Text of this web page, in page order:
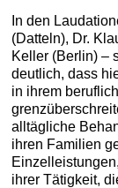
In den
(Datteln), Dr.
Keller (Berlin) –
deutlich, dass
in ihrem
alltägliche
ihren Familien
ihrer Tätigkeit,